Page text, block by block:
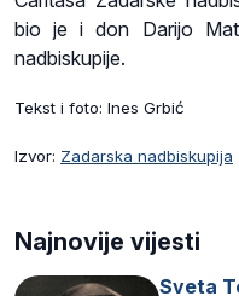
bio je i don Darijo
nadbiskupije.
Tekst i foto: Ines Grbić
Izvor: Zadarska nadbiskupija
Najnovije vijesti
Sveta